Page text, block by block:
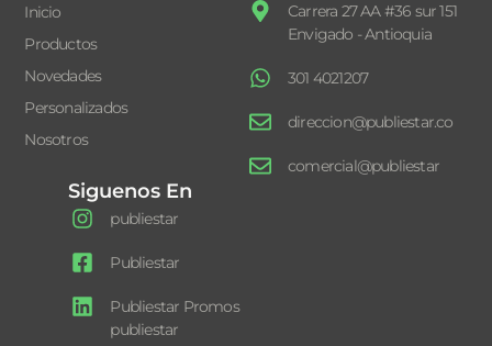
Inicio
Productos
Novedades
Personalizados
Nosotros
Carrera 27 AA #36 sur 151
Envigado - Antioquia
301 4021207
direccion@publiestar.co
comercial@publiestar
Siguenos En
publiestar
Publiestar
Publiestar Promos
publiestar